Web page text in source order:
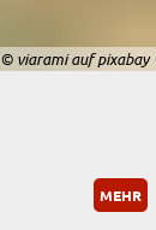
© viarami auf pixabay
MEHR